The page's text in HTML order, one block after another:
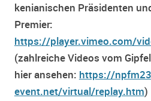
kenianischen Präsidenten
Premier:
https://player.vimeo.com/
(zahlreiche Videos vom
hier ansehen: https://
event.net/virtual/replay.htm)